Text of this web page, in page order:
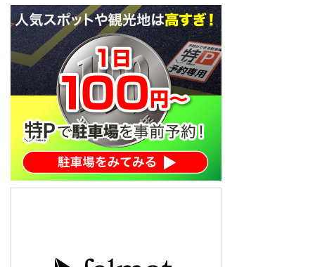
締役社長：平野健一）は、元サッ
カースペイン代表で、昨年7月か
らJリーグ サガン鳥栖に所属する
世界トップクラスのストライカー
フェルナンド・トーレス選手の自
伝 『フェルナンド・トーレス こ
れまでの道、これからの夢』 を3
月20日（水）より全国順次発売
する事が決定しましたので、ここ
にお知らせいたします。 『フ
ェルナンド・トーレス これまで
の道、これからの夢』とは スペ
インのレジェンド・ストライカー
らの夢」の内容紹介によると、ト
ーレスが日本へ移籍した理由、サ
ガン鳥栖を選んだ理由など ...